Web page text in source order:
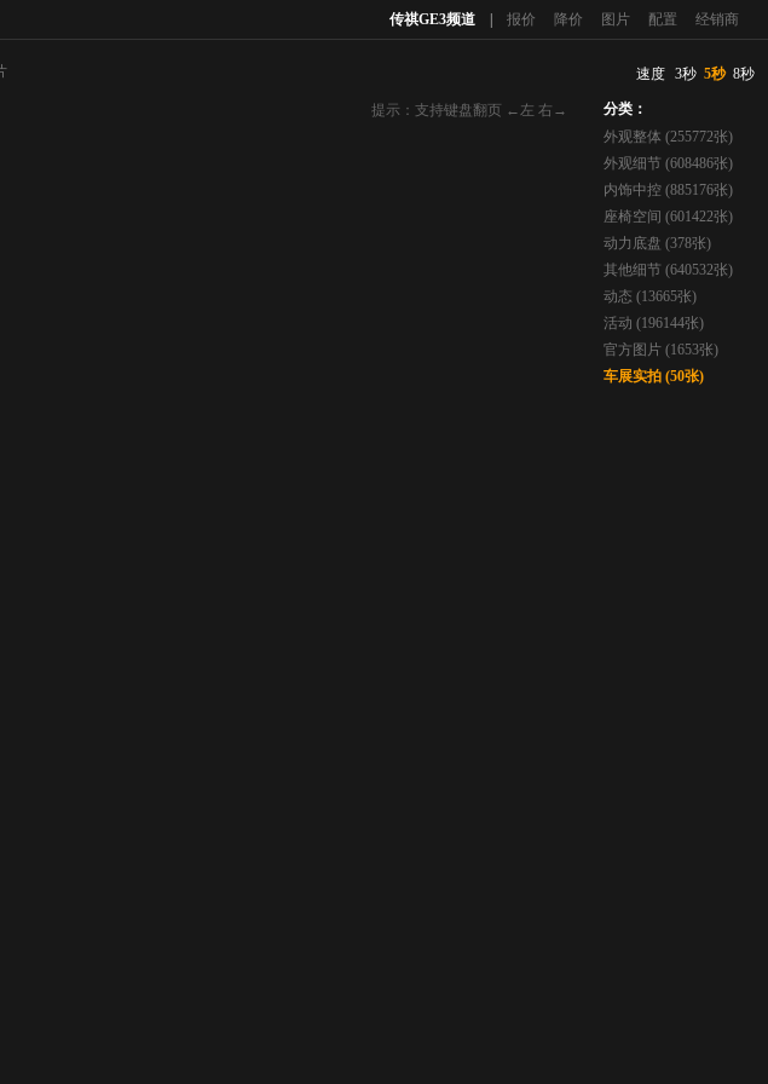
传祺GE3频道 报价 降价 图片 配置 经销商
提示：支持键盘翻页 ←左 右→
速度 3秒 5秒 8秒
分类：
外观整体 (255772张)
外观细节 (608486张)
内饰中控 (885176张)
座椅空间 (601422张)
动力底盘 (378张)
其他细节 (640532张)
动态 (13665张)
活动 (196144张)
官方图片 (1653张)
车展实拍 (50张)